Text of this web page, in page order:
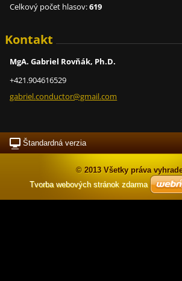
Celkový počet hlasov:619
Kontakt
MgA. Gabriel Rovňák, Ph.D.
+421.904616529
gabriel.conductor@gmail.com
Štandardná verzia
© 2013 Všetky práva
Tvorba webových stránok zdarma